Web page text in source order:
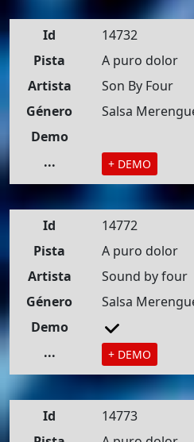
Id
14732
Pista
A puro dolor
Artista
Son By Four
Género
Salsa
Demo
...
+ DEMO
Id
14772
Pista
A puro dolor
Artista
Sound by four
Género
Salsa
Demo
...
+ DEMO
Id
14773